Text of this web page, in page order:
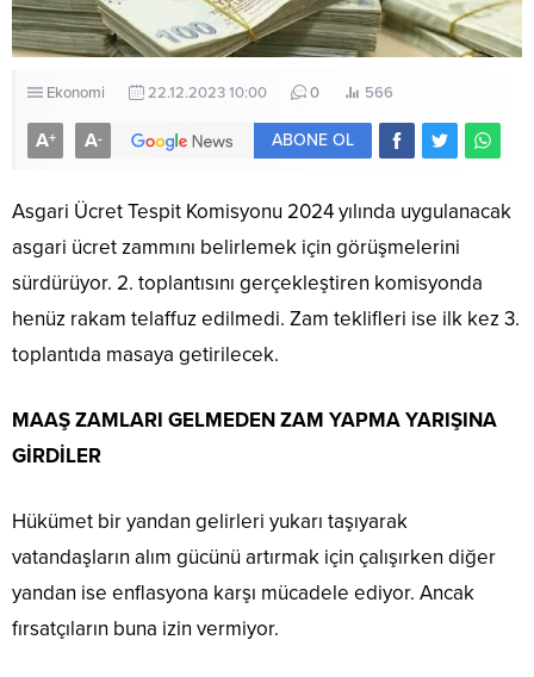
Ekonomi 22.12.2023 10:00 0 566
A+ A- ABONE OL
Asgari Ücret Tespit Komisyonu 2024 yılında uygulanacak
asgari ücret zammını belirlemek için görüşmelerini
sürdürüyor. 2. toplantısını gerçekleştiren komisyonda
henüz rakam telaffuz edilmedi. Zam teklifleri ise ilk kez 3.
toplantıda masaya getirilecek.
MAAŞ ZAMLARI GELMEDEN ZAM YAPMA YARIŞINA
GİRDİLER
Hükümet bir yandan gelirleri yukarı taşıyarak
vatandaşların alım gücünü artırmak için çalışırken diğer
yandan ise enflasyona karşı mücadele ediyor. Ancak
fırsatçıların buna izin vermiyor.